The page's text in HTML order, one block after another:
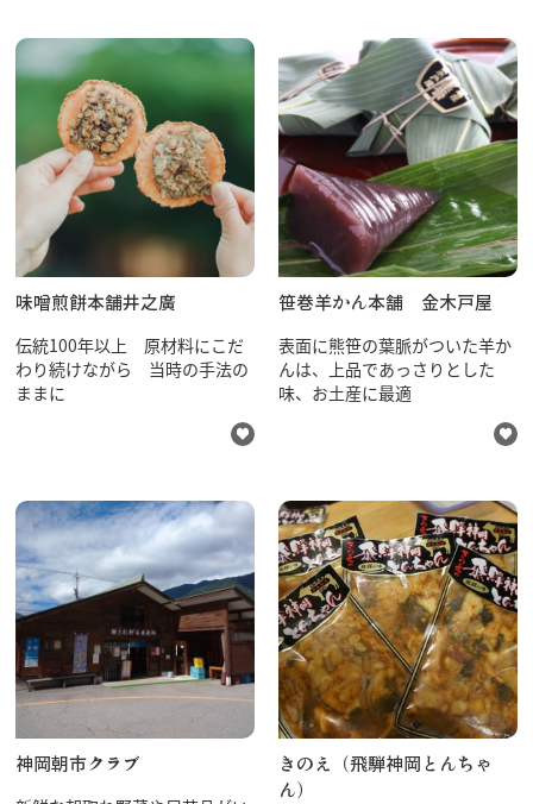
味噌煎餅本舗井之廣
伝統100年以上 原材料にこだ
わり続けながら 当時の手法の
ままに
笹巻羊かん本舗 金木戸屋
表面に熊笹の葉脈がついた羊か
んは、上品であっさりとした
味、お土産に最適
神岡朝市クラブ
きのえ（飛騨神岡とんちゃ
ん）